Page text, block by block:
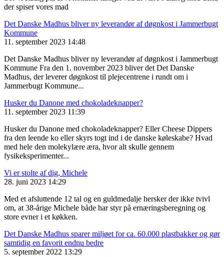
der spiser vores mad
Det Danske Madhus bliver ny leverandør af døgnkost i Jammerbugt
Kommune
11. september 2023 14:48
Det Danske Madhus bliver ny leverandør af døgnkost i Jammerbugt
Kommune Fra den 1. november 2023 bliver det Det Danske
Madhus, der leverer døgnkost til plejecentrene i rundt om i
Jammerbugt Kommune...
Husker du Danone med chokoladeknapper?
11. september 2023 11:39
Husker du Danone med chokoladeknapper? Eller Cheese Dippers
fra den leende ko eller skyrs togt ind i de danske køleskabe? Hvad
med hele den molekylære æra, hvor alt skulle gennem
fysikeksperimenter...
Vi er stolte af dig, Michele
28. juni 2023 14:29
Med et afsluttende 12 tal og en guldmedalje hersker der ikke tvivl
om, at 38-årige Michele både har styr på ernæringsberegning og
store evner i et køkken.
Det Danske Madhus sparer miljøet for ca. 60.000 plastbakker og gør
samtidig en favorit endnu bedre
5. september 2022 13:29